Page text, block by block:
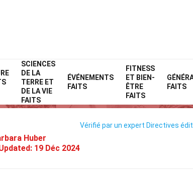
SCIENCES
DE LA
TERRE ET
DE LA VIE
FAITS
ÉVÉNEMENTS
FAITS
FITNESS
ET BIEN-
ÊTRE
FAITS
FAITS
Home Nature AnimauxFaits
Faits Sur Nudibranche
Huber
19 Déc 2024
Vérifié par un expert Directives